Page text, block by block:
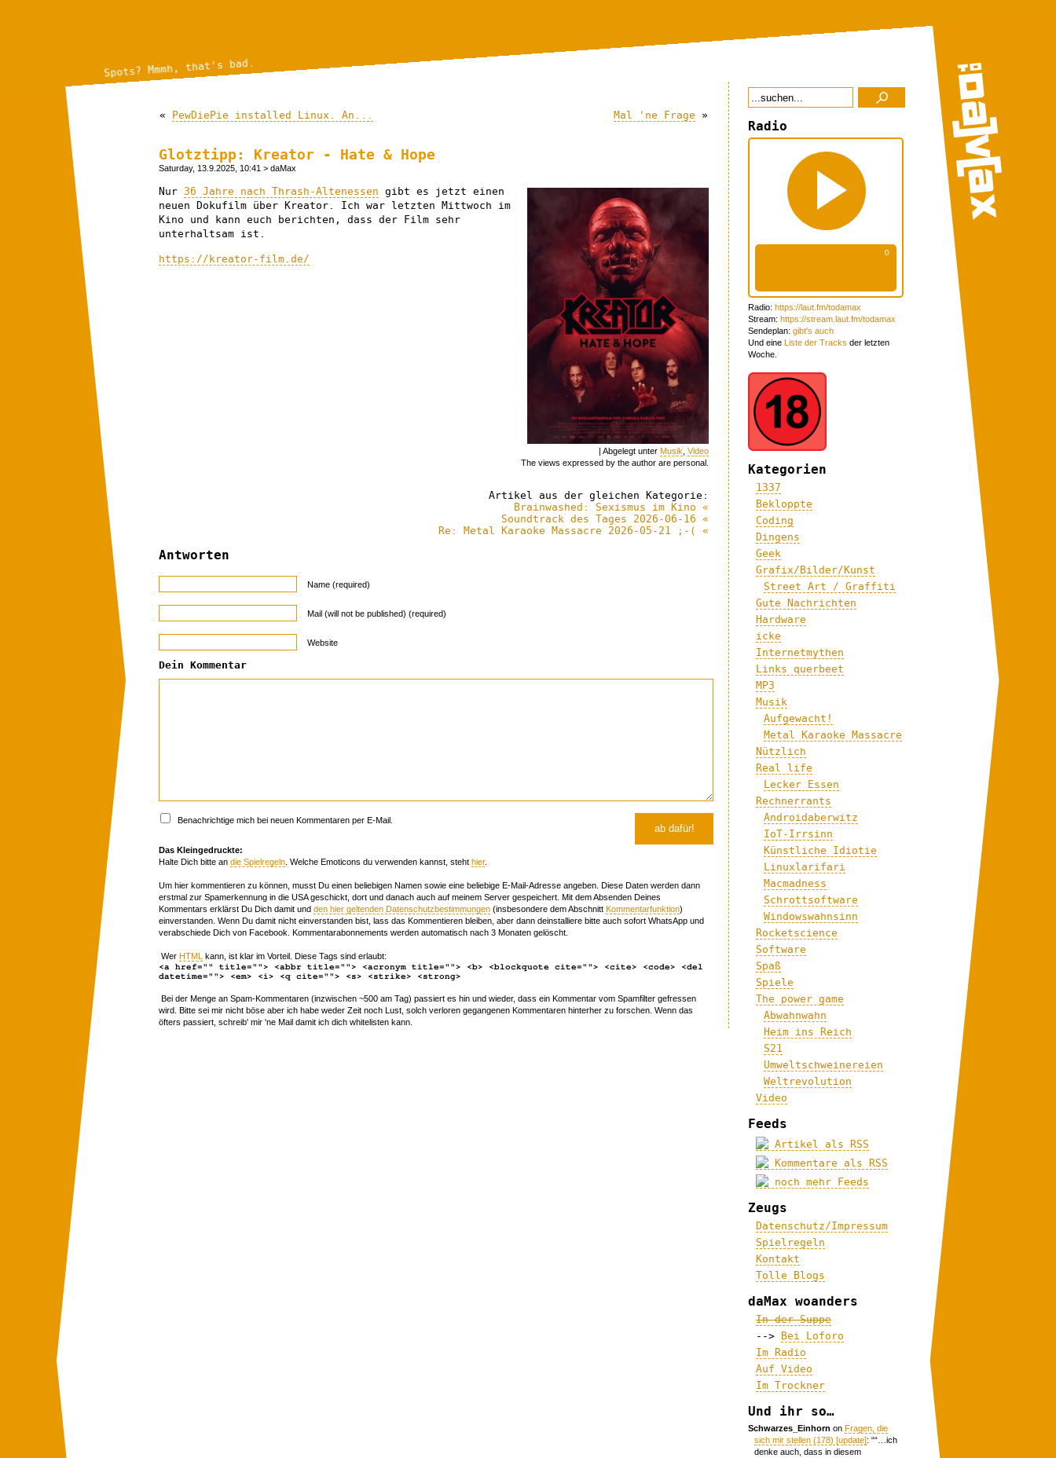
Spots? Mmmh, that's bad.
« PewDiePie installed Linux. An... Mal 'ne Frage »
Glotztipp: Kreator - Hate & Hope
Saturday, 13.9.2025, 10:41 > daMax
Nur 36 Jahre nach Thrash-Altenessen gibt es jetzt einen
neuen Dokufilm über Kreator. Ich war letzten Mittwoch im
Kino und kann euch berichten, dass der Film sehr
unterhaltsam ist.
https://kreator-film.de/
| Abgelegt unter Musik Video
The views expressed by the author are personal.
Artikel aus der gleichen Kategorie:
Brainwashed: Sexismus im Kino «
Soundtrack des Tages 2026-06-16 «
Re: Metal Karaoke Massacre 2026-05-21 ;-( «
Antworten
Name (required)
Mail (will not be published) (required)
Website
Dein Kommentar
Benachrichtige mich bei neuen Kommentaren per E-Mail.
Das Kleingedruckte:
Halte Dich bitte an die Spielregeln . Welche Emoticons du verwenden kannst, steht hier.
Um hier kommentieren zu können, musst Du einen beliebigen Namen sowie eine beliebige E-Mail-Adresse angeben. Diese Daten werden dann
erstmal zur Spamerkennung in die USA geschickt, dort und danach auch auf meinem Server gespeichert. Mit dem Absenden Deines
Kommentars erklärst Du Dich damit und den hier geltenden Datenschutzbestimmungen (insbesondere dem Abschnitt Kommentarfunktion)
einverstanden. Wenn Du damit nicht einverstanden bist, lass das Kommentieren bleiben, aber dann deinstalliere bitte auch sofort WhatsApp und
verabschiede Dich von Facebook. Kommentarabonnements werden automatisch nach 3 Monaten gelöscht.
Wer HTML kann, ist klar im Vorteil. Diese Tags sind erlaubt:
<a href="" title=""> <abbr title=""> <acronym title=""> <b> <blockquote cite=""> <cite> <code> <del
datetime=""> <em> <i> <q cite=""> <s> <strike> <strong>
Bei der Menge an Spam-Kommentaren (inzwischen ~500 am Tag) passiert es hin und wieder, dass ein Kommentar vom Spamfilter gefressen
wird. Bitte sei mir nicht böse aber ich habe weder Zeit noch Lust, solch verloren gegangenen Kommentaren hinterher zu forschen. Wenn das
öfters passiert, schreib' mir 'ne Mail damit ich dich whitelisten kann.
Radio
Radio: https://laut.fm/todamax
Stream: https://stream.laut.fm/todamax
Sendeplan: gibt's auch
Und eine Liste der Tracks der letzten
Woche.
Kategorien
1337
Bekloppte
Coding
Dingens
Geek
Grafix/Bilder/Kunst
Street Art / Graffiti
Gute Nachrichten
Hardware
icke
Internetmythen
Links querbeet
MP3
Musik
Aufgewacht!
Metal Karaoke Massacre
Nützlich
Real life
Lecker Essen
Rechnerrants
Androidaberwitz
IoT-Irrsinn
Künstliche Idiotie
Linuxlarifari
Macmadness
Schrottsoftware
Windowswahnsinn
Rocketscience
Software
Spaß
Spiele
The power game
Abwahnwahn
Heim ins Reich
S21
Umweltschweinereien
Weltrevolution
Video
Feeds
Artikel als RSS
Kommentare als RSS
noch mehr Feeds
Zeugs
Datenschutz/Impressum
Spielregeln
Kontakt
Tolle Blogs
daMax woanders
In der Suppe
-->
Bei Loforo
Im Radio
Auf Video
Im Trockner
Und ihr so…
Schwarzes_Einhorn onFragen, die
sich mir stellen (178) [update]: ““…ich
denke auch, dass in diesem